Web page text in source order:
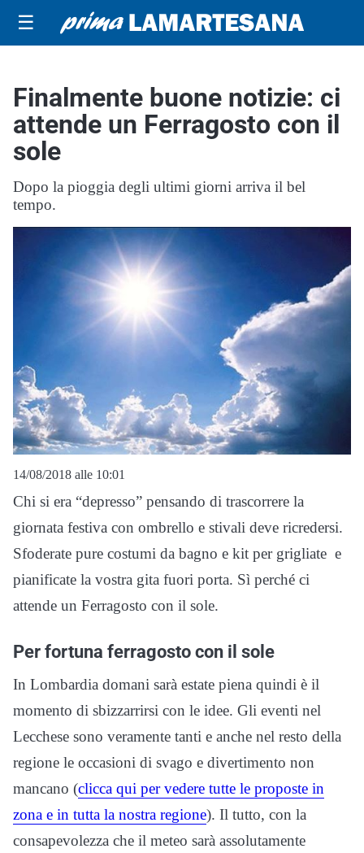
☰
Finalmente buone notizie: ci
attende un Ferragosto con il
sole
Dopo la pioggia degli ultimi giorni arriva il bel
tempo.
14/08/2018 alle 10:01
Chi si era “depresso” pensando di trascorrere la
giornata festiva con ombrello e stivali deve ricredersi.
Sfoderate pure costumi da bagno e kit per grigliate e
pianificate la vostra gita fuori porta. Sì perché ci
attende un Ferragosto con il sole.
Per fortuna ferragosto con il sole
In Lombardia domani sarà estate piena quindi è il
momento di sbizzarrirsi con le idee. Gli eventi nel
Lecchese sono veramente tanti e anche nel resto della
regione le occasioni di svago e divertimento non
mancano (clicca qui per vedere tutte le proposte in
zona e in tutta la nostra regione). Il tutto, con la
consapevolezza che il meteo sarà assolutamente